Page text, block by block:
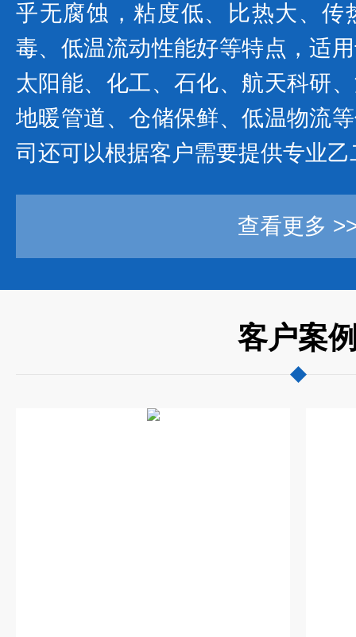
乎无腐蚀，粘度低、比热大、传
毒、低温流动性能好等特点，适
太阳能、化工、石化、航天科研
地暖管道、仓储保鲜、低温物流
司还可以根据客户需要提供专业
查看更多
客户案